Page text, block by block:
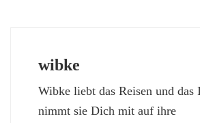
wibke
Wibke liebt das Reisen und das
nimmt sie Dich mit auf ihre